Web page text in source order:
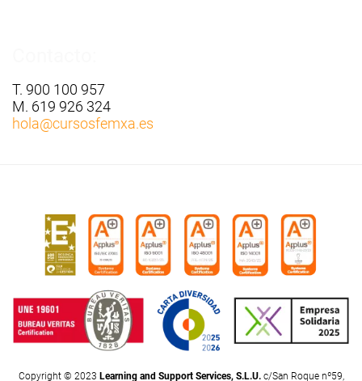
T. 900 100 957
M. 619 926 324
hola@cursosfemxa.es
Copyright © 2023 Learning and Support Services, S.L.U.c/San Roque nº59,